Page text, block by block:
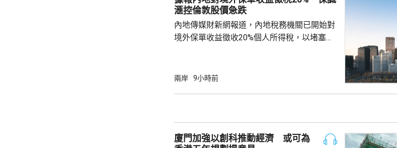
船舶實施交通管制，呼籲船舶選擇安全水域避
滙控倫敦股價急跌
內地傳媒財新網報道，內地稅務機關已開始對
境外保單收益徵收20%個人所得稅，以堵塞以
象包括分紅收益和預繳保費利息收益。報道引
的效率；若保單退出和有退出收益，而當地稅
務局又有數據處理能力，就會徵稅。 受消...
兩岸 9小時前
廈門加強以創科推動經濟 或可為